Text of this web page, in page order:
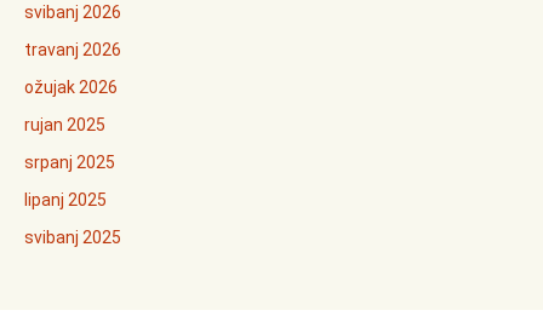
svibanj 2026
travanj 2026
ožujak 2026
rujan 2025
srpanj 2025
lipanj 2025
svibanj 2025